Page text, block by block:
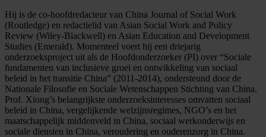
Hij is de co-hoofdredacteur van China Journal of Social Work
(Routledge) en redactielid van Asian Social Work and Policy
Review (Wiley-Blackwell) en Asian Education and Development
Studies (Emerald). Momenteel voert hij een driejarig
onderzoeksproject uit als de Hoofdonderzoeker (PI) over “Sociale
fundamenten van inclusieve groei en ontwikkeling van sociaal
beleid in het transitie China” (2011-2014), ondersteund door de
Nationale Filosofie en Sociale Wetenschappen Stichting van China.
Prof. Xiong’s belangrijkste onderzoeksinteresses omvatten sociaal
beleid in China, vergelijkende welzijnsregimes, NGO’s en het
maatschappelijk middenveld in China, sociaal werkonderwijs en
sociale diensten in China, veroudering en ouderenzorg in China.